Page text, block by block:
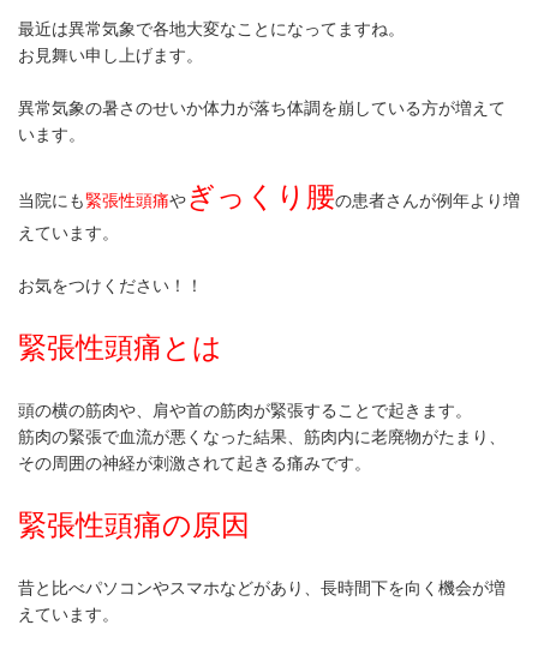
最近は異常気象で各地大変なことになってますね。
お見舞い申し上げます。
異常気象の暑さのせいか体力が落ち体調を崩している方が増えて
います。
当院にも緊張性頭痛やぎっくり腰の患者さんが例年より増
えています。
お気をつけください！！
緊張性頭痛とは
頭の横の筋肉や、肩や首の筋肉が緊張することで起きます。
筋肉の緊張で血流が悪くなった結果、筋肉内に老廃物がたまり、
その周囲の神経が刺激されて起きる痛みです。
緊張性頭痛の原因
昔と比べパソコンやスマホなどがあり、長時間下を向く機会が増
えています。